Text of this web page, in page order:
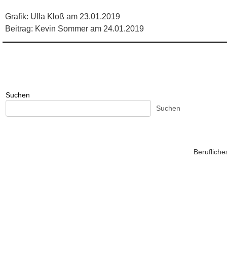
Grafik: Ulla Kloß am 23.01.2019
Beitrag: Kevin Sommer am 24.01.2019
Suchen
Suchen